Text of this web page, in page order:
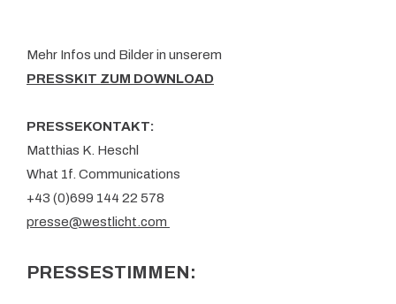
Mehr Infos und Bilder in unserem
PRESSKIT ZUM DOWNLOAD
PRESSEKONTAKT:
Matthias K. Heschl
What 1f. Communications
+43 (0)699 144 22 578
presse@westlicht.com
PRESSESTIMMEN: